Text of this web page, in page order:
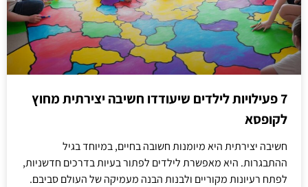
7 פעילויות לילדים שיעודדו חשיבה יצירתית מחוץ
לקופסא
חשיבה יצירתית היא מיומנות חשובה בחיים, במיוחד בגיל
ההתבגרות. היא מאפשרת לילדים לפתור בעיות בדרכים חדשניות,
לפתח רעיונות מקוריים ולבנות הבנה מעמיקה של העולם סביבם.